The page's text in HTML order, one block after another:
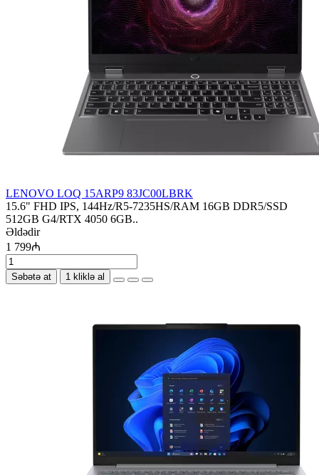
LENOVO LOQ 15ARP9 83JC00LBRK
15.6" FHD IPS, 144Hz/R5-7235HS/RAM 16GB DDR5/SSD
512GB G4/RTX 4050 6GB..
Əldədir
1 799₼
Səbətə at 1 kliklə al